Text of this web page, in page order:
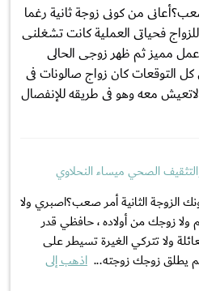
من كونى زوجة ثانية رغما
فحياتى العملية كانت تشغلنى
مميز ثم ظهر زوجى الحالى
التوقعات كان زواج صالونات فى
معه وهو فى طريقه للإنفصال
الصحي ميساء النحلاوي
الزوجة الثانية أمر صعب؟اصبري ولا
ولا زوجك من أولاده ، حافظي قدر
ولا تتركي الغيرة تسيطر على
يطلق زوجك زوجته... اذهب إلى